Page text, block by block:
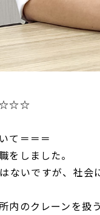
☆☆☆
て＝＝＝
をしました。
ないですが、社
内のクレーンを扱